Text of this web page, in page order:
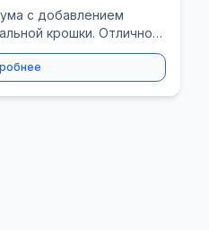
с добавлением
крошки. Отлично
крыш.